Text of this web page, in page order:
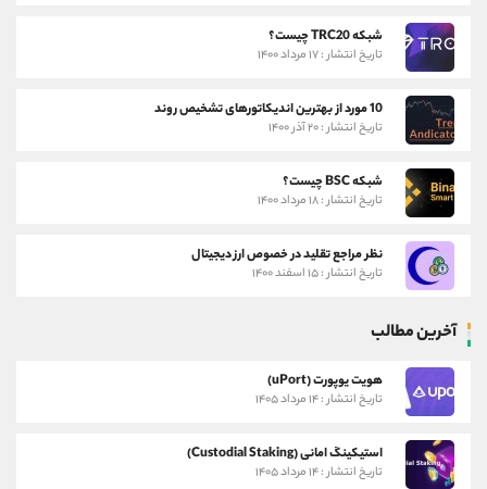
شبکه TRC20 چیست؟
تاریخ انتشار : ۱۷ مرداد ۱۴۰۰
10 مورد از بهترین اندیکاتورهای تشخیص روند
تاریخ انتشار : ۲۰ آذر ۱۴۰۰
شبکه BSC چیست؟
تاریخ انتشار : ۱۸ مرداد ۱۴۰۰
نظر مراجع تقلید در خصوص ارز دیجیتال
تاریخ انتشار : ۱۵ اسفند ۱۴۰۰
آخرین مطالب
هویت یوپورت (uPort)
تاریخ انتشار : ۱۴ مرداد ۱۴۰۵
استیکینگ امانی (Custodial Staking)
تاریخ انتشار : ۱۴ مرداد ۱۴۰۵